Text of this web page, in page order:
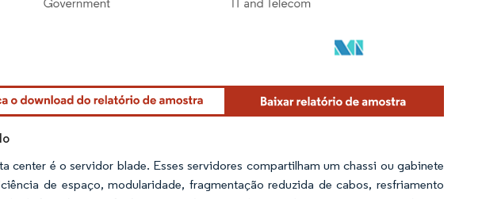
BY 4.0.
center é o servidor blade. Esses servidores compartilham um chassi ou gabinete
de espaço, modularidade, fragmentação reduzida de cabos, resfriamento